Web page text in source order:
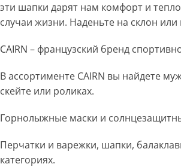
эти шапки дарят нам комфорт и
случаи жизни. Наденьте на склон
CAIRN – французский бренд
В ассортименте CAIRN вы найдете
скейте или роликах.
Горнолыжные маски и
Перчатки и варежки, шапки,
категориях.